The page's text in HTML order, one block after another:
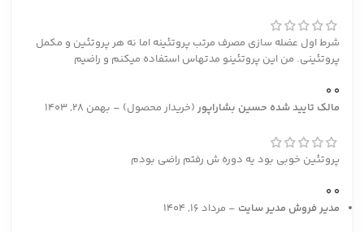
شرط اول عضله سازی مصرف مرتب پروتئینه اما نه هر پروتئین و مکمل
پروتئینی. من این پروتئینو مدتهاس استفاده میکنم و راضیم
0
0
مالک تایید شده حسین بشاراپور (خریدار محصول) – بهمن 28, 1403
پروتئین خوبی بود یه دوره ش رفتم راضی بودم
0
0
مدیر فروش مدیر سایت – مرداد 16, 1404